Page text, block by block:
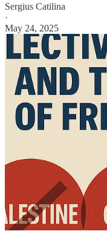
Sergius Catilina
·
May 24, 2025